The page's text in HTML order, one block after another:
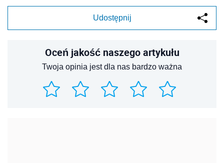
Udostępnij
Oceń jakość naszego artykułu
Twoja opinia jest dla nas bardzo ważna